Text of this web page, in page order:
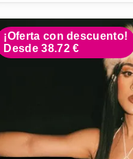
¡Oferta con descuento!
Desde 38.72 €